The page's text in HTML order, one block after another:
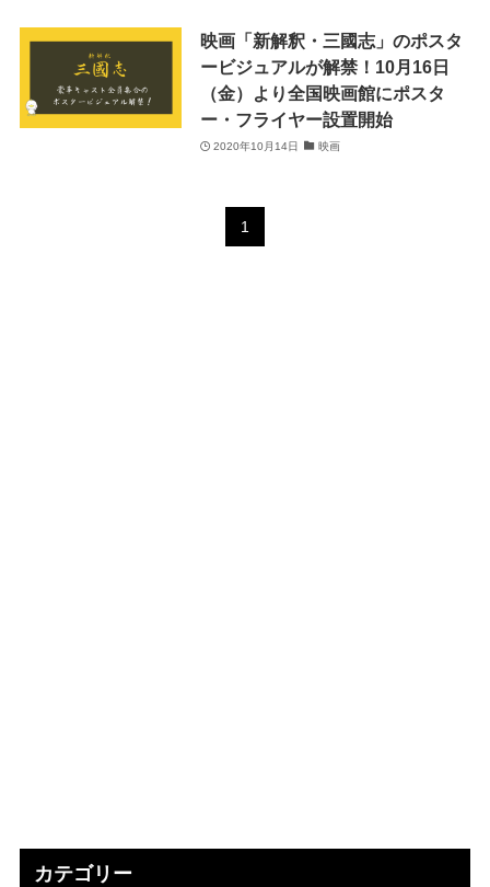
映画「新解釈・三國志」のポスタ
ービジュアルが解禁！10月16日
（金）より全国映画館にポスタ
ー・フライヤー設置開始
2020年10月14日 映画
1
カテゴリー